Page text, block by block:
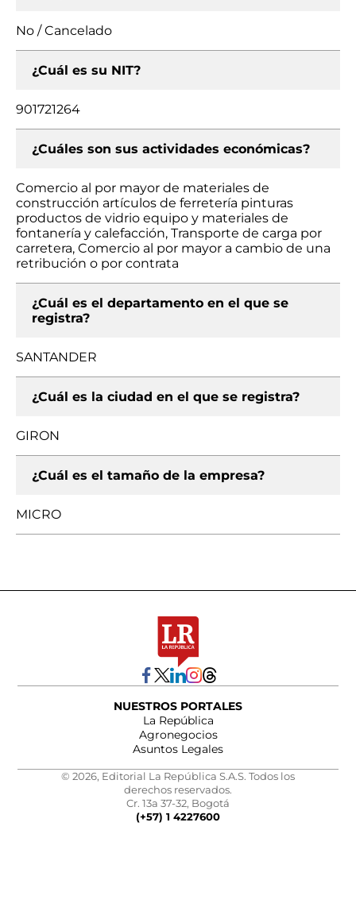
No / Cancelado
¿Cuál es su NIT?
901721264
¿Cuáles son sus actividades económicas?
Comercio al por mayor de materiales de
construcción artículos de ferretería pinturas
productos de vidrio equipo y materiales de
fontanería y calefacción, Transporte de carga por
carretera, Comercio al por mayor a cambio de una
retribución o por contrata
¿Cuál es el departamento en el que se
registra?
SANTANDER
¿Cuál es la ciudad en el que se registra?
GIRON
¿Cuál es el tamaño de la empresa?
MICRO
NUESTROS PORTALES
La República
Agronegocios
Asuntos Legales
© 2026, Editorial La República S.A.S. Todos los
derechos reservados.
Cr. 13a 37-32, Bogotá
(+57) 1 4227600